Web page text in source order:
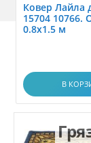
Ковер Лайла
15704 10766.
0.8x1.5 м
В